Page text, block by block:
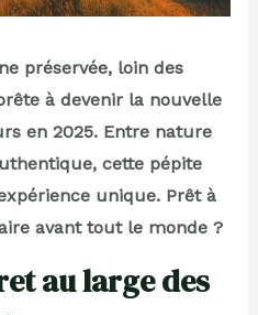
préservée, loin des
à devenir la nouvelle
en 2025. Entre nature
cette pépite
unique. Prêt à
avant tout le monde ?
au large des